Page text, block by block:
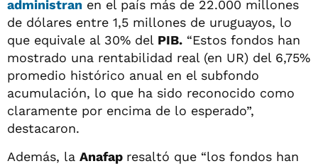
administran en el país más de 22.000 millones
de dólares entre 1,5 millones de uruguayos, lo
que equivale al 30% del PIB. “Estos fondos han
mostrado una rentabilidad real (en UR) del 6,75%
promedio histórico anual en el subfondo
acumulación, lo que ha sido reconocido como
claramente por encima de lo esperado”,
destacaron.
Además, la Anafap resaltó que “los fondos han